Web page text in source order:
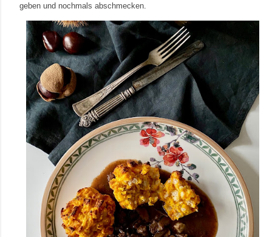
geben und nochmals abschmecken.